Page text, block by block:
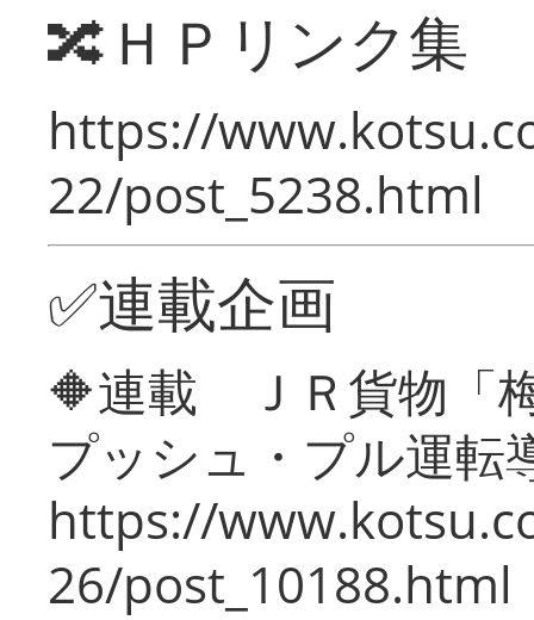
🔀ＨＰリンク集
https://
22/post_5238.html
✅連載企画
🔶連載 ＪＲ貨物「
プッシュ・プル運転
https://
26/post_10188.html